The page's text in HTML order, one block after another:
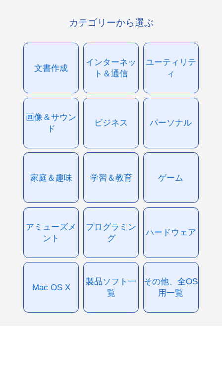
カテゴリーから選ぶ
文書作成
インターネッ
ト＆通信
ユーティリテ
ィ
画像＆サウン
ド
ビジネス パーソナル
家庭＆趣味 学習＆教育 ゲーム
アミューズメ
ント
プログラミン
グ
ハードウェア
Mac OS X
製品ソフト一
覧
その他、全OS
用一覧